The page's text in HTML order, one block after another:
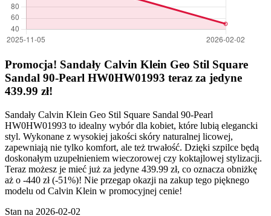
Promocja! Sandały Calvin Klein Geo Stil Square
Sandal 90-Pearl HW0HW01993 teraz za jedyne
439.99 zł!
Sandały Calvin Klein Geo Stil Square Sandal 90-Pearl
HW0HW01993 to idealny wybór dla kobiet, które lubią elegancki
styl. Wykonane z wysokiej jakości skóry naturalnej licowej,
zapewniają nie tylko komfort, ale też trwałość. Dzięki szpilce będą
doskonałym uzupełnieniem wieczorowej czy koktajlowej stylizacji.
Teraz możesz je mieć już za jedyne 439.99 zł, co oznacza obniżkę
aż o -440 zł (-51%)! Nie przegap okazji na zakup tego pięknego
modelu od Calvin Klein w promocyjnej cenie!
Stan na 2026-02-02